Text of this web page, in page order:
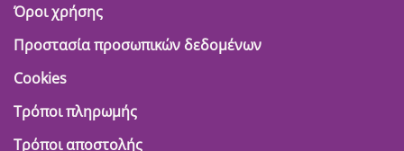
Όροι χρήσης
Προστασία προσωπικών δεδομένων
Cookies
Τρόποι πληρωμής
Τρόποι αποστολής